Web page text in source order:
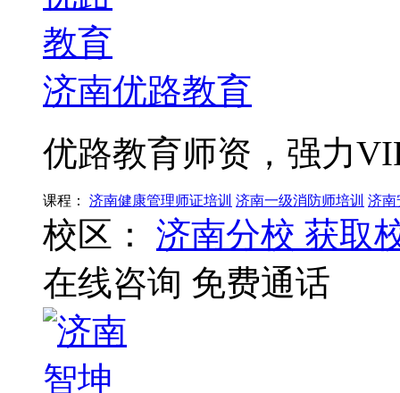
济南优路教育
优路教育师资，强力
课程： 济南健康管理师证培训 济南一级消防师培训 济南
校区： 济南分校 获取
在线咨询 免费通话